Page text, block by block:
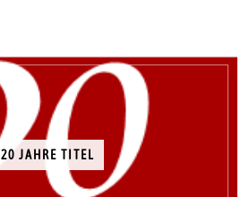
20 JAHRE TITEL